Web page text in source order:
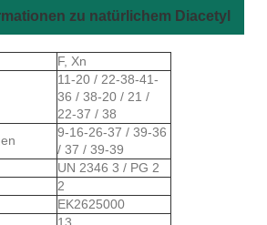
zu natürlichem Diacetyl
F, Xn
11-20 / 22-38-41-
36 / 38-20 / 21 /
22-37 / 38
9-16-26-37 / 39-36
/ 37 / 39-39
UN 2346 3 / PG 2
2
EK2625000
13